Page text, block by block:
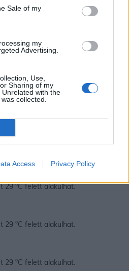
Sale of my
my
Advertising.
Use,
Sharing of my
with the
collected.
Access Privacy Policy
szélerősödés, jégeső
29 °C felett alakulhat.
29 °C felett alakulhat.
29 °C felett alakulhat.
29 °C felett alakulhat.